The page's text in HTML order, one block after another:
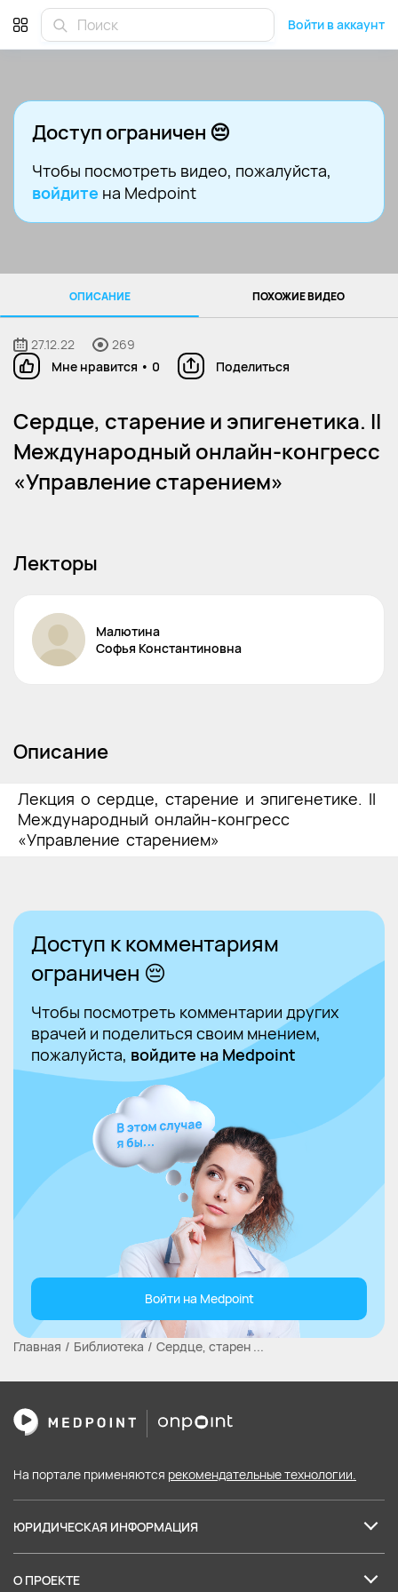
Войти в аккаунт
Доступ ограничен 😔
Чтобы посмотреть видео, пожалуйста,
войдите на Medpoint
ОПИСАНИЕ ПОХОЖИЕ ВИДЕО
27.12.22
269
Мне нравится • 0 Поделиться
Сердце, старение и эпигенетика. II
Международный онлайн-конгресс
«Управление старением»
Лекторы
Малютина
Софья Константиновна
Описание
Лекция о сердце, старение и эпигенетике. II
Международный онлайн-конгресс
«Управление старением»
Доступ к комментариям
ограничен 😔
Чтобы посмотреть комментарии других
врачей и поделиться своим мнением,
пожалуйста, войдите на Medpoint
Войти на Medpoint
Главная Библиотека Сердце, старен ...
На портале применяются рекомендательные технологии.
ЮРИДИЧЕСКАЯ ИНФОРМАЦИЯ
О ПРОЕКТЕ